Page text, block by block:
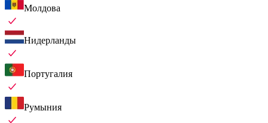
Молдова
Нидерланды
Португалия
Румыния